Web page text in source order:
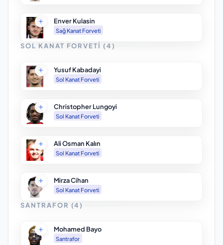
Enver Kulasin
Sağ Kanat Forveti
SOL KANAT FORVETI (4)
Yusuf Kabadayi
Sol Kanat Forveti
Christopher Lungoyi
Sol Kanat Forveti
Ali Osman Kalın
Sol Kanat Forveti
Mirza Cihan
Sol Kanat Forveti
SANTRAFOR (4)
Mohamed Bayo
Santrafor